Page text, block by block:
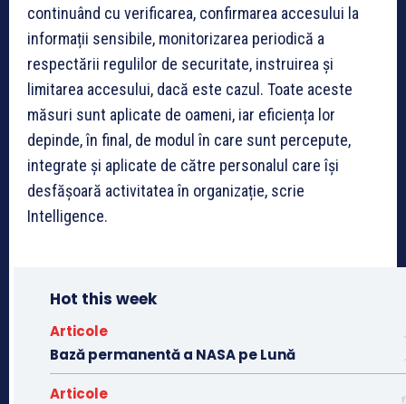
continuând cu verificarea, confirmarea accesului la
informații sensibile, monitorizarea periodică a
respectării regulilor de securitate, instruirea și
limitarea accesului, dacă este cazul. Toate aceste
măsuri sunt aplicate de oameni, iar eficiența lor
depinde, în final, de modul în care sunt percepute,
integrate și aplicate de către personalul care își
desfășoară activitatea în organizație, scrie
Intelligence.
Hot this week
Articole
Bază permanentă a NASA pe Lună
Articole